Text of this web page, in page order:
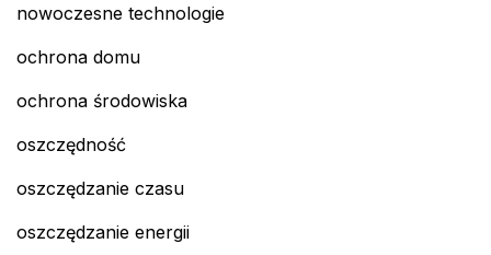
nowoczesne technologie
ochrona domu
ochrona środowiska
oszczędność
oszczędzanie czasu
oszczędzanie energii